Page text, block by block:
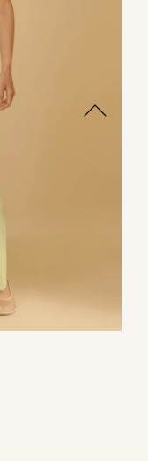
GG